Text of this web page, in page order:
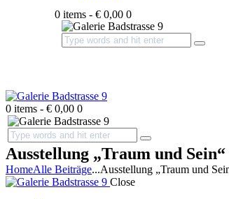
0 items - € 0,00 0
0 items - € 0,00 0
Ausstellung „Traum und
HomeAlle Beiträge...Ausstellung „Traum und
Close